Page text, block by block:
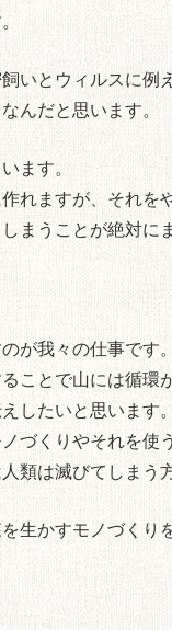
いとウィルスに例
んだと思います。
ます。
れますが、それを
まうことが絶対に
が我々の仕事です。
ことで山には循環
したいと思います。
づくりやそれを使
類は滅びてしまう
生かすモノづくり